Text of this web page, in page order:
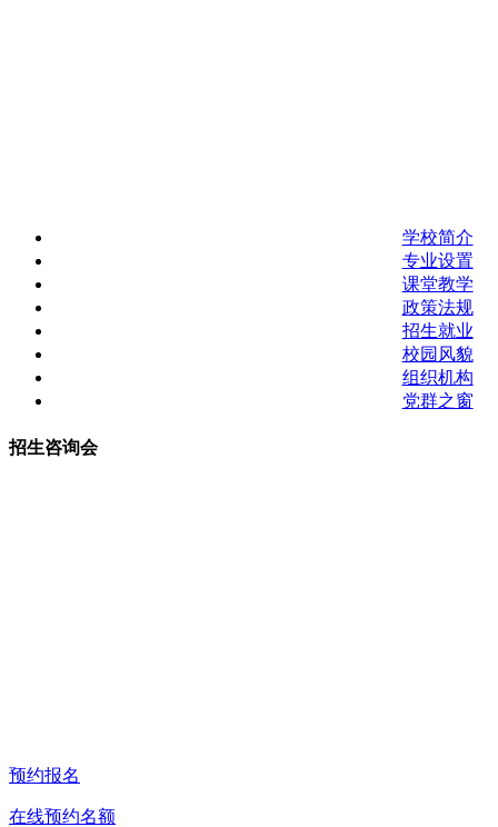
学校简介
专业设置
课堂教学
政策法规
招生就业
校园风貌
组织机构
党群之窗
招生咨询会
预约报名
在线预约名额